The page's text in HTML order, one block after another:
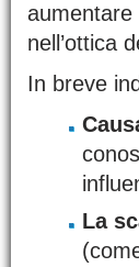
aumentare
nell’ottica
In breve
La